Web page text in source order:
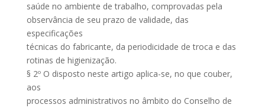
saúde no ambiente de trabalho, comprovadas pela
observância de seu prazo de validade, das
especificações
técnicas do fabricante, da periodicidade de troca e das
rotinas de higienização.
§ 2º O disposto neste artigo aplica-se, no que couber,
aos
processos administrativos no âmbito do Conselho de